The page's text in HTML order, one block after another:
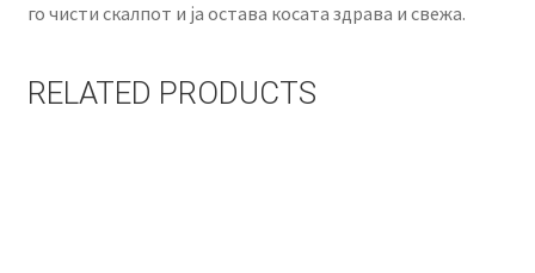
го чисти скалпот и ја остава косата здрава и свежа.
RELATED PRODUCTS